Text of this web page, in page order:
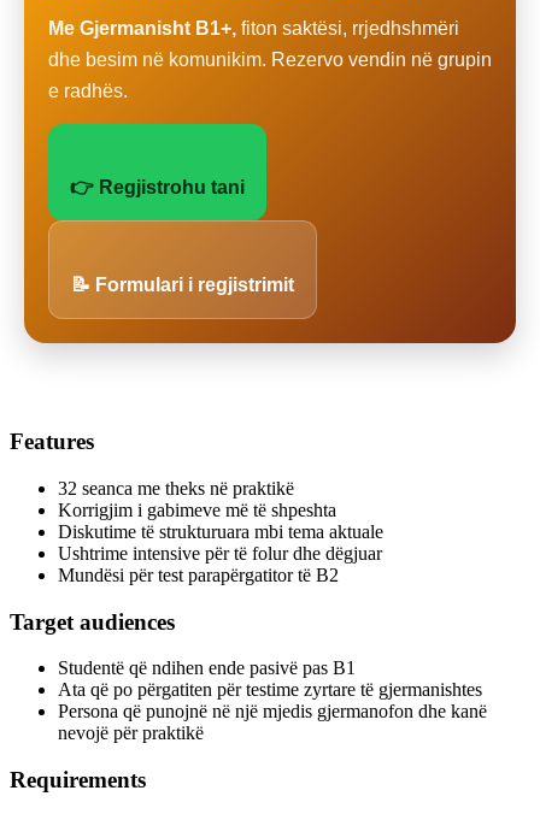
Me Gjermanisht B1+, fiton saktësi, rrjedhshmëri
dhe besim në komunikim. Rezervo vendin në grupin
e radhës.
👉 Regjistrohu tani
📝 Formulari i regjistrimit
Features
32 seanca me theks në praktikë
Korrigjim i gabimeve më të shpeshta
Diskutime të strukturuara mbi tema aktuale
Ushtrime intensive për të folur dhe dëgjuar
Mundësi për test parapërgatitor të B2
Target audiences
Studentë që ndihen ende pasivë pas B1
Ata që po përgatiten për testime zyrtare të gjermanishtes
Persona që punojnë në një mjedis gjermanofon dhe kanë
nevojë për praktikë
Requirements